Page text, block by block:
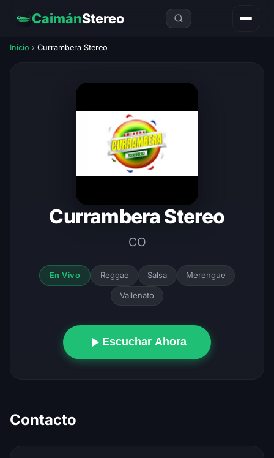
CaimánStereo
Inicio › Currambera Stereo
Currambera Stereo
CO
En Vivo Reggae Salsa Merengue
Vallenato
Escuchar Ahora
Contacto